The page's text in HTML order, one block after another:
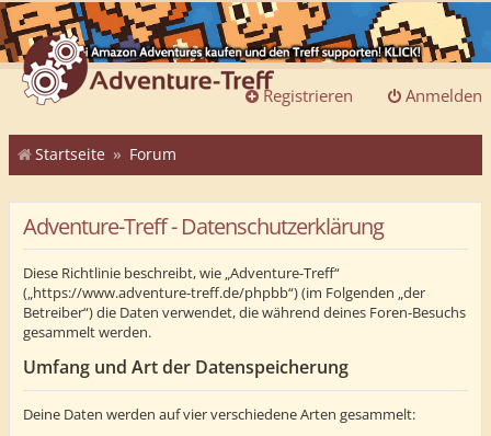
Anmelden
Registrieren
Startseite Forum
Adventure-Treff - Datenschutzerklärung
Diese Richtlinie beschreibt, wie „Adventure-Treff“
(„https://www.adventure-treff.de/phpbb“) (im Folgenden „der
Betreiber“) die Daten verwendet, die während deines Foren-Besuchs
gesammelt werden.
Umfang und Art der Datenspeicherung
Deine Daten werden auf vier verschiedene Arten gesammelt: